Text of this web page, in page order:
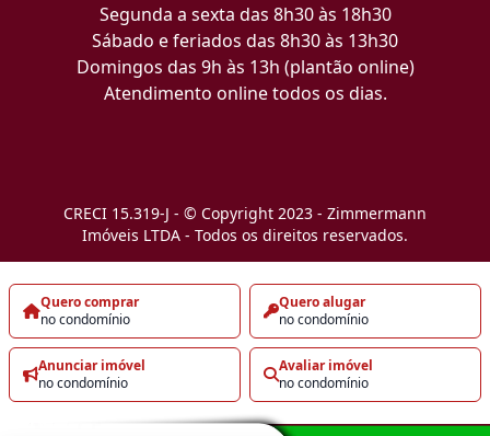
Quero comprar
no condomínio
Quero alugar
no condomínio
Anunciar imóvel
no condomínio
Avaliar imóvel
no condomínio
Segunda a sexta das 8h30 às 18h30
Sábado e feriados das 8h30 às 13h30
Domingos das 9h às 13h (plantão online)
Atendimento online todos os dias.
CRECI 15.319-J - © Copyright 2023 - Zimmermann
Imóveis LTDA - Todos os direitos reservados.